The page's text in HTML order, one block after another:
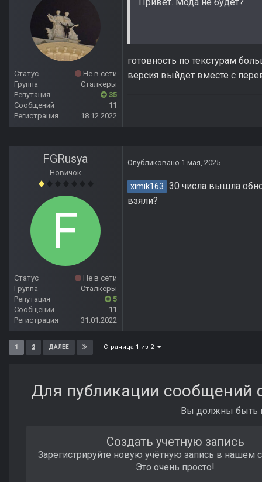
Статус
Не в сети
Группа
Сталкеры
Репутация
35
Сообщений
11
Регистрация
18.12.2022
готовность по текстурам
версия выйдет вместе с
FGRusya
Новичок
Статус
Не в сети
Группа
Сталкеры
Репутация
5
Сообщений
11
Регистрация
31.01.2022
Опубликовано 1 мая, 2025
ximik163 30 числа вышла
взяли?
1 2 ДАЛЕЕ Страница 1 из 2
Для публикации сообщений
Вы должны быть
Создать учетную запись
Зарегистрируйте новую учётную запись в нашем
Это очень просто!